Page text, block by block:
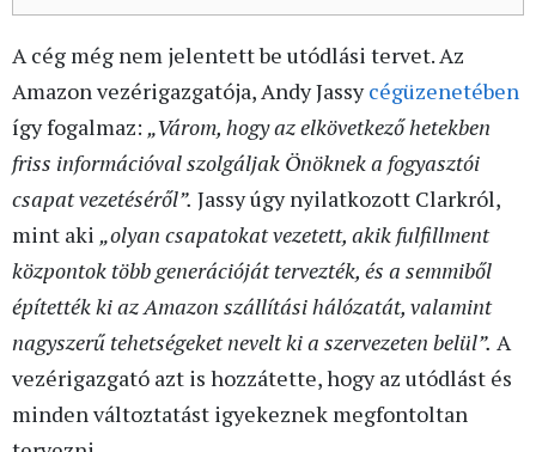
A cég még nem jelentett be utódlási tervet. Az
Amazon vezérigazgatója, Andy Jassycégüzenetében
így fogalmaz: „Várom, hogy az elkövetkező hetekben
friss információval szolgáljak Önöknek a fogyasztói
csapat vezetéséről”. Jassy úgy nyilatkozott Clarkról,
mint aki „olyan csapatokat vezetett, akik fulfillment
központok több generációját tervezték, és a semmiből
építették ki az Amazon szállítási hálózatát, valamint
nagyszerű tehetségeket nevelt ki a szervezeten belül”. A
vezérigazgató azt is hozzátette, hogy az utódlást és
minden változtatást igyekeznek megfontoltan